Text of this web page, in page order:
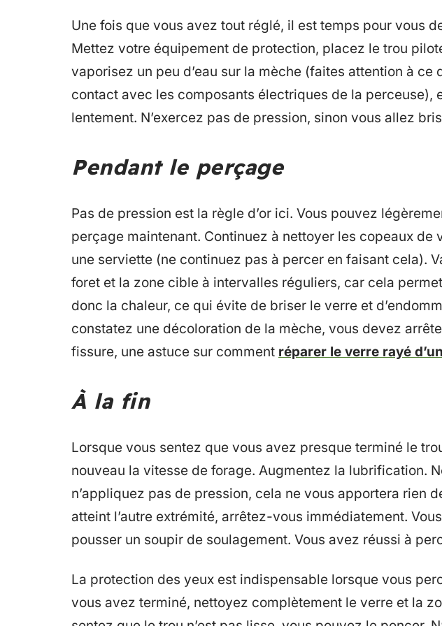
Une fois que vous avez tout réglé, il est temps pour vous
Mettez votre équipement de protection, placez le trou
vaporisez un peu d’eau sur la mèche (faites attention à ce
contact avec les composants électriques de la perceuse),
lentement. N’exercez pas de pression, sinon vous allez
Pendant le perçage
Pas de pression est la règle d’or ici. Vous pouvez
perçage maintenant. Continuez à nettoyer les copeaux de
une serviette (ne continuez pas à percer en faisant cela).
foret et la zone cible à intervalles réguliers, car cela
donc la chaleur, ce qui évite de briser le verre et
constatez une décoloration de la mèche, vous devez
fissure, une astuce sur comment réparer le verre rayé
À la fin
Lorsque vous sentez que vous avez presque terminé le
nouveau la vitesse de forage. Augmentez la lubrification.
n’appliquez pas de pression, cela ne vous apportera rien
atteint l’autre extrémité, arrêtez-vous immédiatement.
pousser un soupir de soulagement. Vous avez réussi à
La protection des yeux est indispensable lorsque vous
vous avez terminé, nettoyez complètement le verre et la